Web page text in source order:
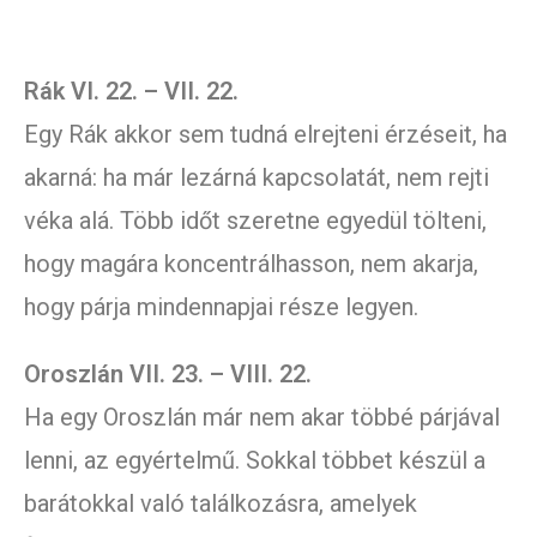
Rák VI. 22. – VII. 22.
Egy Rák akkor sem tudná elrejteni érzéseit, ha
akarná: ha már lezárná kapcsolatát, nem rejti
véka alá. Több időt szeretne egyedül tölteni,
hogy magára koncentrálhasson, nem akarja,
hogy párja mindennapjai része legyen.
Oroszlán VII. 23. – VIII. 22.
Ha egy Oroszlán már nem akar többé párjával
lenni, az egyértelmű. Sokkal többet készül a
barátokkal való találkozásra, amelyek